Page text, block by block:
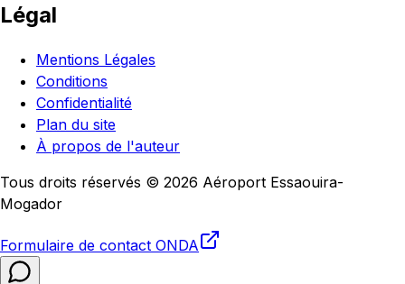
Légal
Mentions Légales
Conditions
Confidentialité
Plan du site
À propos de l'auteur
Tous droits réservés © 2026 Aéroport Essaouira-
Mogador
Formulaire de contact ONDA